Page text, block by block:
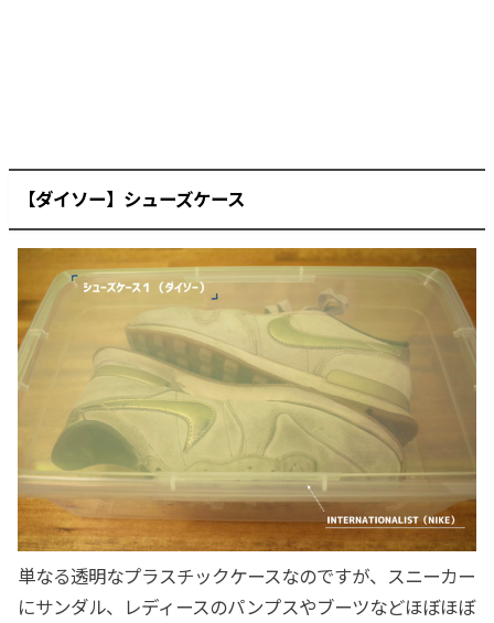
【ダイソー】シューズケース
単なる透明なプラスチックケースなのですが、スニーカー
にサンダル、レディースのパンプスやブーツなどほぼほぼ